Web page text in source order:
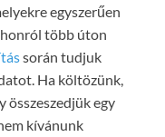
egyszerűen
több úton
során tudjuk
Ha költözünk,
összeszedjük egy
kívánunk